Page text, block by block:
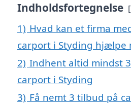
Indholdsfortegnelse
1) Hvad kan et firma
carport i Styding hjælpe
2) Indhent altid mindst
carport i Styding
3) Få nemt 3 tilbud på